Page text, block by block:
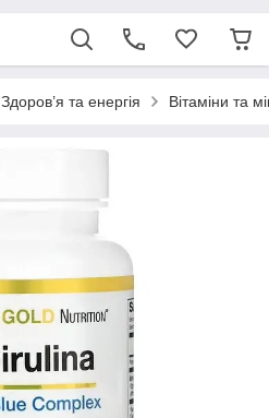
Здоров’я та енергія Вітаміни та